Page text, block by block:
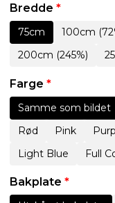
Bredde *
75cm 100cm
200cm (245%)
Farge *
Samme som bildet
Rød
Pink
Light Blue
Full
Bakplate *